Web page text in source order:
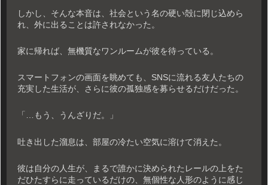
しかし、そんな本音は、社会という名の硬い殻に閉じ込めら
れ、外に出ることは許されなかった。
家に帰れば、無機質なワンルームが彼を待っている。
スマートフォンの画面を眺めても、SNSに流れる友人たちの
充実した生活が、さらに彼の孤独感を募らせるだけだった。
「…もう、うんざりだ。」
吐き出した溜息は、部屋の冷たい空気に溶けて消えた。
彼は自分の人生が、まるで誰かに決められたレールの上をた
だひたすらに走っているだけの、無個性な人形のように感じ